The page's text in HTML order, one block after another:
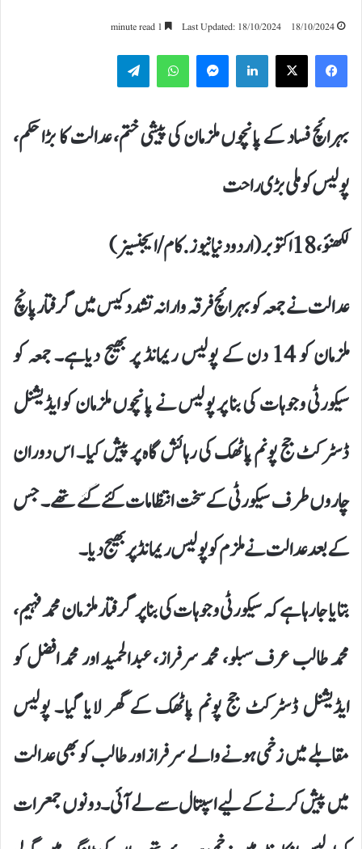
18/10/2024
Last Updated: 18/10/2024
LinkedIn
WhatsApp
بہرائچ فساد کے پانچوں ملزمان کی پیشی ختم، عدالت کا بڑا حکم،
پولیس کو ملی بڑی راحت
لکھنؤ ، 18اکتوبر(اردودنیانیوز.کام/ایجنسیز)
عدالت نے جمعہ کو بہرائچ فرقہ وارانہ تشدد کیس میں گرفتار پانچ
ملزمان کو 14 دن کے پولیس ریمانڈ پر بھیج دیاہے۔ جمعہ کو
سیکورٹی وجوہات کی بنا پر پولیس نے پانچوں ملزمان کو ایڈیشنل
ڈسٹرکٹ جج پونم پاٹھک کی رہائش گاہ پر پیش کیا۔ اس دوران
چاروں طرف سیکورٹی کے سخت انتظامات کئے گئے تھے۔ جس
کے بعد عدالت نے ملزم کو پولیس ریمانڈ پر بھیج دیا۔
بتایا جا رہا ہے کہ سیکورٹی وجوہات کی بنا پر گرفتار ملزمان محمد فہیم،
محمد طالب عرف سبلو، محمد سرفراز، عبدالحمید اور محمد افضل کو
ایڈیشنل ڈسٹرکٹ جج پونم پاٹھک کے گھر لایا گیا۔ پولیس
مقابلے میں زخمی ہونے والے سرفراز اور طالب کو بھی عدالت
میں پیش کرنے کے لیے اسپتال سے لے آئی۔ دونوں جمعرات